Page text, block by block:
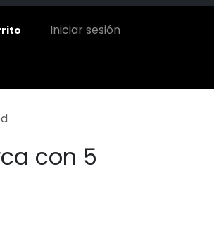
Iniciar sesión
con 5